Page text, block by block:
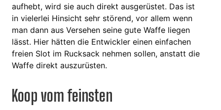
aufhebt, wird sie auch direkt ausgerüstet. Das ist
in vielerlei Hinsicht sehr störend, vor allem wenn
man dann aus Versehen seine gute Waffe liegen
lässt. Hier hätten die Entwickler einen einfachen
freien Slot im Rucksack nehmen sollen, anstatt die
Waffe direkt auszurüsten.
Koop vom feinsten